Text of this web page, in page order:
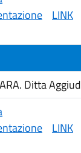
LINK
Ditta
LINK